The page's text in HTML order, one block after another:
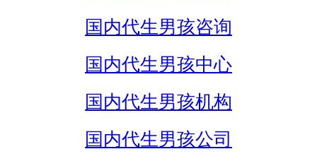
国内代生男孩咨询
国内代生男孩中心
国内代生男孩机构
国内代生男孩公司